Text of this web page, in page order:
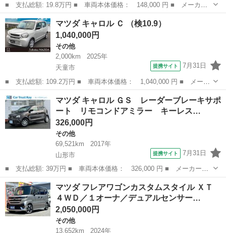
■ 支払総額: 19.8万円 ■ 車両本体価格： 148,000 円 ■ メーカー
名： マツダ ■ 車種名： キャロルエコ ■ グレード名： ＥＣＯ
－Ｌ ワンオーナー キーレスキー ＥＴＣ Ａストップ ■ 排気
量： 660...
宮城 大崎市 その他
マツダ キャロル Ｃ （検10.9）
1,040,000円
その他
2,000km
2025年
天童市
提携サイト 7月31日
■ 支払総額: 109.2万円 ■ 車両本体価格： 1,040,000 円 ■ メーカ
ー名： マツダ ■ 車種名： キャロル ■ グレード名： Ｃ ■ 排
気量： 660cc ■ ドア枚数： 5D ■ ミッション： AT ■...
山形 天童市 その他
マツダ キャロル ＧＳ レーダーブレーキサポ
ート リモコンドアミラー キーレス…
326,000円
その他
69,521km
2017年
山形市
提携サイト 7月31日
■ 支払総額: 39万円 ■ 車両本体価格： 326,000 円 ■ メーカー
名： マツダ ■ 車種名： キャロル ■ グレード名： ＧＳ レー
ダーブレーキサポート リモコンドアミラー キーレス シートヒー
ター ＮＥＷサマ...
山形 山形市 その他
マツダ フレアワゴンカスタムスタイル ＸＴ
４ＷＤ／１オーナ／デュアルセンサー…
2,050,000円
その他
13,652km
2024年